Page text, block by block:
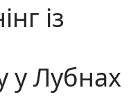
із
у Лубнах